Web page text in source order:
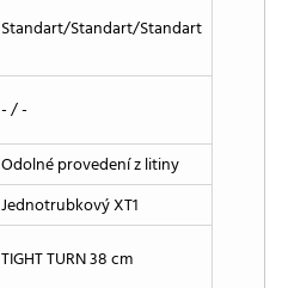
Standart/Standart/Standart
- / -
Odolné provedení z litiny
Jednotrubkový XT1
TIGHT TURN 38 cm